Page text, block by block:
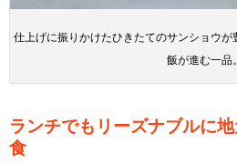
仕上げに振りかけたひきたてのサンショウ
飯が進む一品。
ランチでもリーズナブルに
食